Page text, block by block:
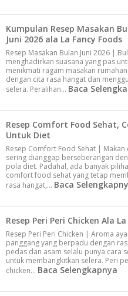
Kumpulan Resep Masakan
Juni 2026 ala La Fancy Foods
Resep Masakan Bulan Juni 2026 |
menghadirkan suasana yang pas
menikmati ragam masakan rumahan
dengan cita rasa hangat dan
selera. Peralihan… Baca
Resep Comfort Food Sehat,
Untuk Diet
Resep Comfort Food Sehat | Makan
sering dianggap berseberangan
pola diet. Padahal, ada banyak
comfort food sehat yang tetap
rasa hangat,… Baca
Resep Peri Peri Chicken Ala
Resep Peri Peri Chicken | Aroma
panggang yang berpadu dengan
pedas dan asam selalu punya cara
untuk membangkitkan selera. Peri
chicken… Baca Selengkapnya